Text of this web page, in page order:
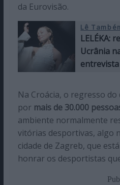
da Eurovisão.
Lê
LELÉKA:
Ucrânia
entrevista
Na Croácia, o regresso
por mais de 30.000
ambiente normalmente
vitórias desportivas, algo
cidade de Zagreb, que
honrar os desportistas
Pub